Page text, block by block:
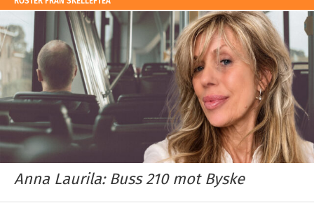
Anna Laurila: Buss 210 mot Byske